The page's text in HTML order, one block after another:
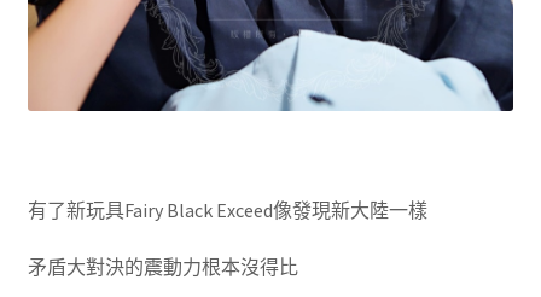
有了新玩具Fairy Black Exceed像發現新大陸一樣
矛盾大對決的震動力根本沒得比